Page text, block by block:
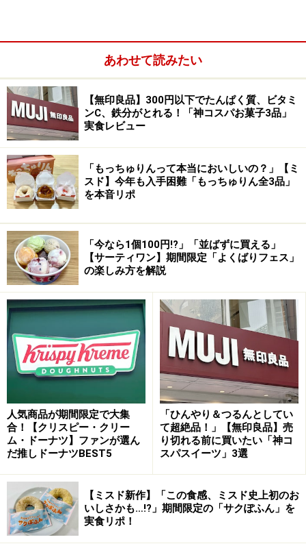
ホテル1 階、中央通りに面したカフェ
サンルームのように明るい光が差し込む新設されたカフェエ
リア
ミシュランガイドで6 年連続「快適なホテル順1 位」に
選ばれた、「マンダリン オリエンタル 東京」が、ホテル
1 階、中央通りに面したパティスリー「グルメショップ
by マンダリン オリエンタル 東京」を本年、2014年3月
にリニューアルオープン。
サンルームのように明るい光が差し込む新設されたカフ
ェエリアと、中央通に面したオープンテラスもでき、カ
ジュアルにスイーツやサンドイッチなどの軽食、ドリン
ク類を上質なカフェスタイルで気軽に楽しむことができ
るようになったのが嬉しい。
ロゴも変わり、ホテルの立地する日本橋という住所にち
あわせて読みたい
【無印良品】300円以下でたんぱく質、ビタミ
ンC、鉄分がとれる！「神コスパお菓子3品」
実食レビュー
「もっちゅりんって本当においしいの？」【ミ
スド】今年も入手困難「もっちゅりん全3品」
を本音リポ
「今なら1個100円!?」「並ばずに買える」
【サーティワン】期間限定「よくばりフェス」
の楽しみ方を解説
人気商品が期間限定で大集
合！【クリスピー・クリー
ム・ドーナツ】ファンが選ん
だ推しドーナツBEST5
「ひんやり＆つるんとしてい
て超絶品！」【無印良品】売
り切れる前に買いたい「神コ
スパスイーツ」3選
【ミスド新作】「この食感、ミスド史上初のお
いしさかも…!?」期間限定の「サクぽふん」を
実食リポ！